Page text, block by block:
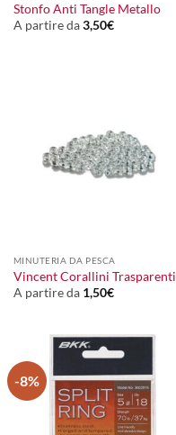
Stonfo Anti Tangle Metallo
A partire da3,50€
MINUTERIA DA PESCA
Vincent Corallini Trasparenti
A partire da 1,50€
-8%